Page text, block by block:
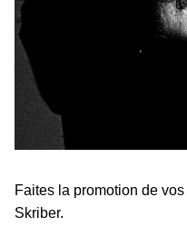
Faites la promotion de
Skriber.